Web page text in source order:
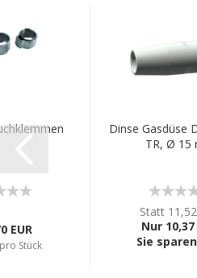
EUR
Stück
Dinse Gasdüse
TR, Ø 15
Statt
Nur 10,37
Sie